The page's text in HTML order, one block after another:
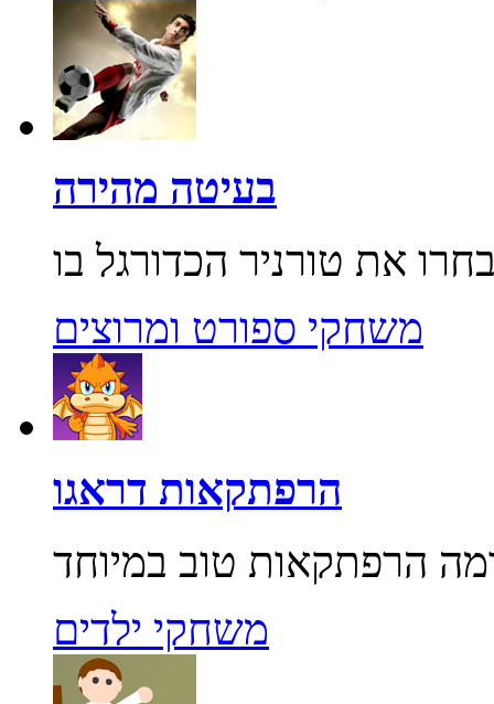
בעיטה מהירה
משחקי ספורט ומרוצים
הרפתקאות דראגו
משחקי ילדים